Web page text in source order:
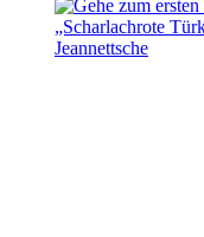
„Scharlachrote
Jeannettsche